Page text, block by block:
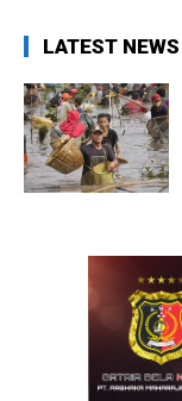
LATEST NEWS